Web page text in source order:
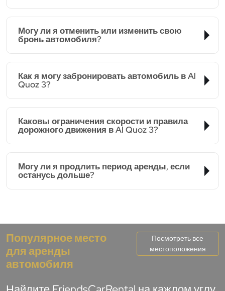
Могу ли я отменить или изменить свою
бронь автомобиля?
Как я могу забронировать автомобиль в Al
Quoz 3?
Каковы ограничения скорости и правила
дорожного движения в Al Quoz 3?
Могу ли я продлить период аренды, если
останусь дольше?
Популярное место
для аренды
автомобиля
Посмотреть все
местоположения